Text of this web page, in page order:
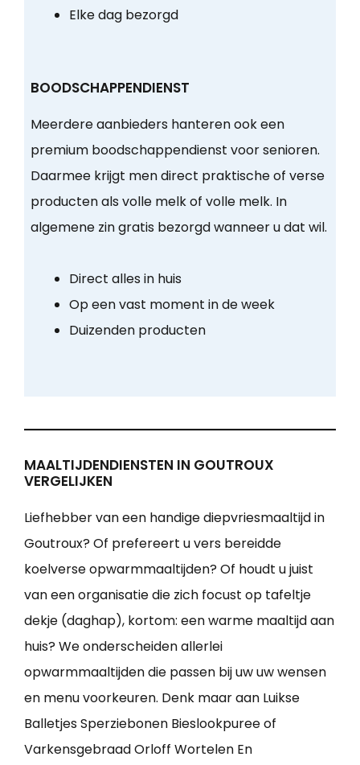
Elke dag bezorgd
BOODSCHAPPENDIENST
Meerdere aanbieders hanteren ook een
premium boodschappendienst voor senioren.
Daarmee krijgt men direct praktische of verse
producten als volle melk of volle melk. In
algemene zin gratis bezorgd wanneer u dat wil.
Direct alles in huis
Op een vast moment in de week
Duizenden producten
MAALTIJDENDIENSTEN IN GOUTROUX
VERGELIJKEN
Liefhebber van een handige diepvriesmaaltijd in
Goutroux? Of prefereert u vers bereidde
koelverse opwarmmaaltijden? Of houdt u juist
van een organisatie die zich focust op tafeltje
dekje (daghap), kortom: een warme maaltijd aan
huis? We onderscheiden allerlei
opwarmmaaltijden die passen bij uw uw wensen
en menu voorkeuren. Denk maar aan Luikse
Balletjes Sperziebonen Bieslookpuree of
Varkensgebraad Orloff Wortelen En